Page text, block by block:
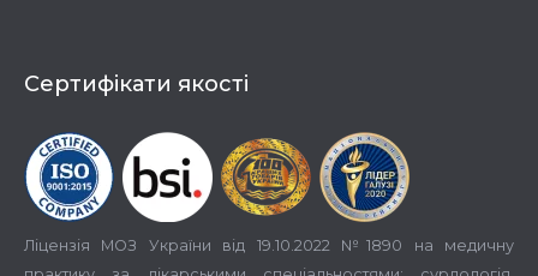
Сертифікати якості
Ліцензія МОЗ України від 19.10.2022 №1890 на медичну